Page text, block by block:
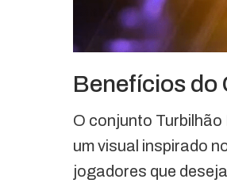
Benefícios do
O conjunto
um visual inspirado
jogadores que